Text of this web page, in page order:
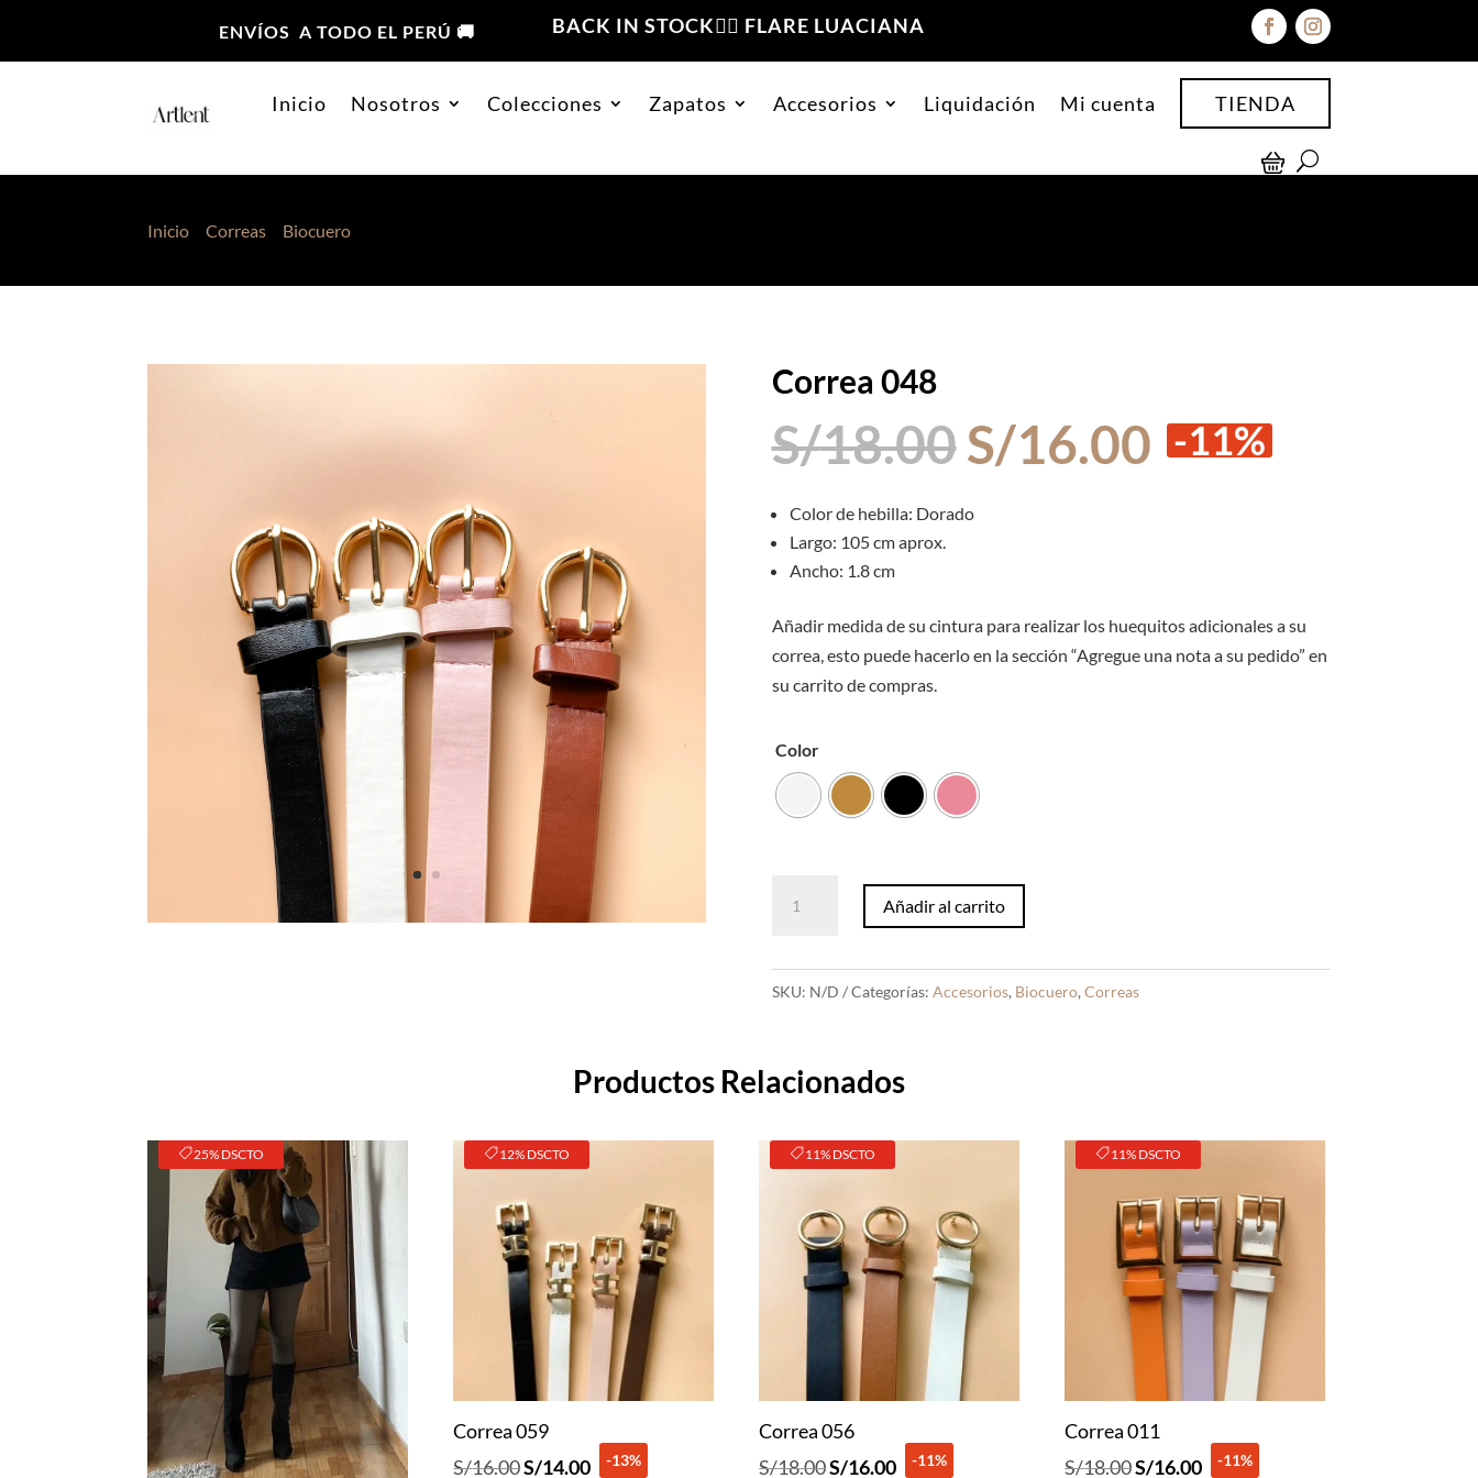
ENVÍOS A TODO EL PERÚ 🚚 BACK IN STOCK❤️‍🔥 FLARE LUACIANA
Inicio Nosotros Colecciones Zapatos Accesorios Liquidación Mi cuenta TIENDA
Inicio >Correas Biocuero
Correa 048
S/18.00El
precio
original
era:
S/16.00El
precio
-11%
Color de hebilla: Dorado
Largo: 105 cm aprox.
Ancho: 1.8 cm
Añadir medida de su cintura para realizar los huequitos adicionales a su
correa, esto puede hacerlo en la sección “Agregue una nota a su pedido” en
su carrito de compras.
Color
Añadir al carrito
SKU: N/D Categorías: Accesorios, Biocuero, Correas
Productos Relacionados
25% DSCTO 12% DSCTO
Correa 059
S/16.00El
S/14.00El-13%
11% DSCTO
Correa 056
S/18.00El
S/16.00El-11%
11% DSCTO
Correa 011
S/18.00El
S/16.00El-11%